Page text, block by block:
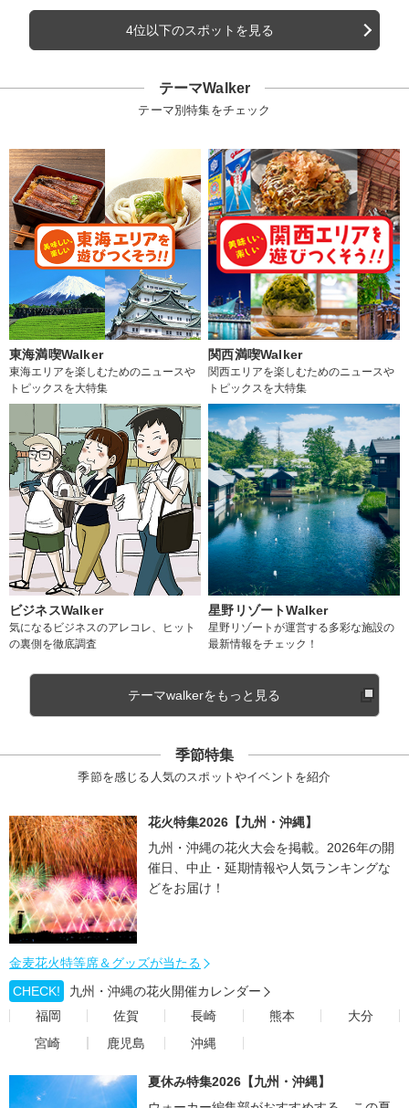
4位以下のスポットを見る
テーマWalker
テーマ別特集をチェック
東海満喫Walker
東海エリアを楽しむためのニュースや
トピックスを大特集
関西満喫Walker
関西エリアを楽しむためのニュースや
トピックスを大特集
ビジネスWalker
気になるビジネスのアレコレ、ヒット
の裏側を徹底調査
星野リゾートWalker
星野リゾートが運営する多彩な施設の
最新情報をチェック！
テーマwalkerをもっと見る
季節特集
季節を感じる人気のスポットやイベントを紹介
花火特集2026【九州・沖縄】
九州・沖縄の花火大会を掲載。2026年の開
催日、中止・延期情報や人気ランキングな
どをお届け！
金麦花火特等席＆グッズが当たる
CHECK!
九州・沖縄の花火開催カレンダー
福岡
佐賀 長崎 熊本
大分
宮崎
鹿児島 沖縄
夏休み特集2026【九州・沖縄】